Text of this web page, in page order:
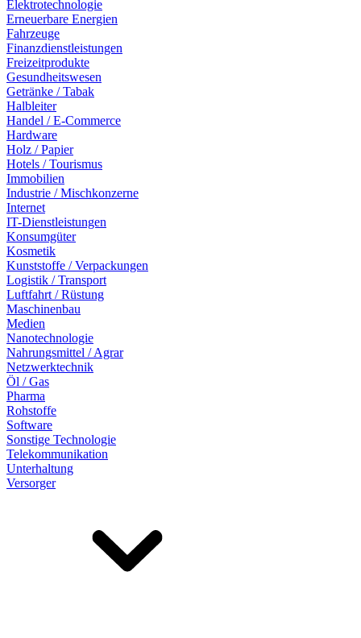
Elektrotechnologie
Erneuerbare Energien
Fahrzeuge
Finanzdienstleistungen
Freizeitprodukte
Gesundheitswesen
Getränke / Tabak
Halbleiter
Handel / E-Commerce
Hardware
Holz / Papier
Hotels / Tourismus
Immobilien
Industrie / Mischkonzerne
Internet
IT-Dienstleistungen
Konsumgüter
Kosmetik
Kunststoffe / Verpackungen
Logistik / Transport
Luftfahrt / Rüstung
Maschinenbau
Medien
Nanotechnologie
Nahrungsmittel / Agrar
Netzwerktechnik
Öl / Gas
Pharma
Rohstoffe
Software
Sonstige Technologie
Telekommunikation
Unterhaltung
Versorger